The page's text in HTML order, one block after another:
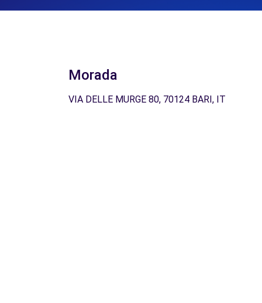
Morada
VIA DELLE MURGE 80, 70124 BARI, IT